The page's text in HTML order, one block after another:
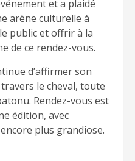
et a plaidé
arène culturelle à
public et offrir à la
de ce rendez-vous.
d’affirmer son
le cheval, toute
Rendez-vous est
édition, avec
plus grandiose.